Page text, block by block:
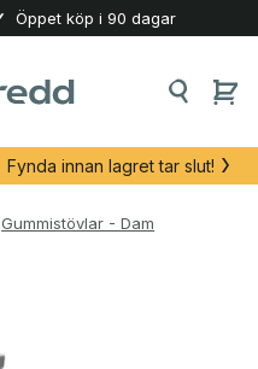
Öppet köp i 90 dagar
Fynda innan lagret tar slut!
Gummistövlar - Dam